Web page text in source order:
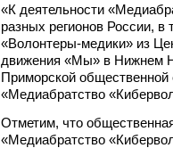
«К деятельности
разных регионов России,
«Волонтеры-медики» из
движения «Мы» в Нижнем
Приморской
«Медиабратство
Отметим, что
«Медиабратство